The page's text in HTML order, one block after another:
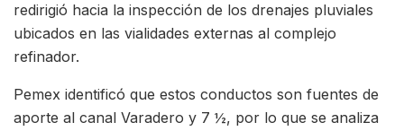
redirigió hacia la inspección de los drenajes pluviales
ubicados en las vialidades externas al complejo
refinador.
Pemex identificó que estos conductos son fuentes de
aporte al canal Varadero y 7 ½, por lo que se analiza